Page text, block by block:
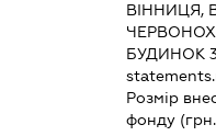
ВІННИЦЯ,
БУДИНОК
Розмір
фонду